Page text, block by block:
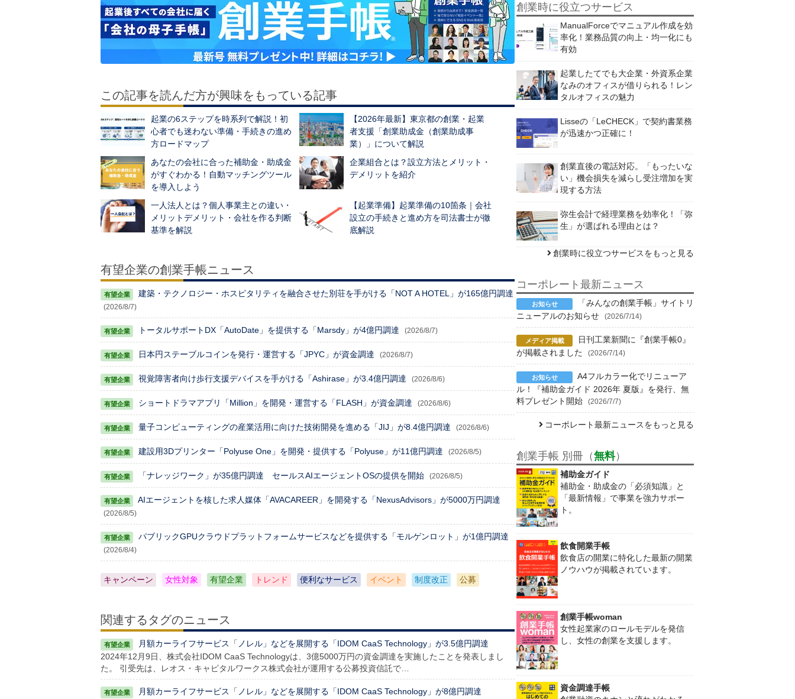
この記事を読んだ方が興味をもっている記事
起業の6ステップを時系列で解説！初
心者でも迷わない準備・手続きの進め
方ロードマップ
【2026年最新】東京都の創業・起業
者支援「創業助成金（創業助成事
業）」について解説
あなたの会社に合った補助金・助成金
がすぐわかる！自動マッチングツール
を導入しよう
企業組合とは？設立方法とメリット・
デメリットを紹介
一人法人とは？個人事業主との違い・
メリットデメリット・会社を作る判断
基準を解説
【起業準備】起業準備の10箇条｜会社
設立の手続きと進め方を司法書士が徹
底解説
有望企業の創業手帳ニュース
建築・テクノロジー・ホスピタリティを融合させた別荘を手がける「NOT A HOTEL」が165億円調達
(2026/8/7)
トータルサポートDX「AutoDate」を提供する「Marsdy」が4億円調達 (2026/8/7)
日本円ステーブルコインを発行・運営する「JPYC」が資金調達 (2026/8/7)
視覚障害者向け歩行支援デバイスを手がける「Ashirase」が3.4億円調達 (2026/8/6)
ショートドラマアプリ「Million」を開発・運営する「FLASH」が資金調達 (2026/8/6)
量子コンピューティングの産業活用に向けた技術開発を進める「JIJ」が8.4億円調達 (2026/8/6)
建設用3Dプリンター「Polyuse One」を開発・提供する「Polyuse」が11億円調達 (2026/8/5)
「ナレッジワーク」が35億円調達 セールスAIエージェントOSの提供を開始 (2026/8/5)
AIエージェントを核した求人媒体「AVACAREER」を開発する「NexusAdvisors」が5000万円調達
(2026/8/5)
パブリックGPUクラウドプラットフォームサービスなどを提供する「モルゲンロット」が1億円調達
(2026/8/4)
キャンペーン 女性対象 有望企業 トレンド 便利なサービス イベント 制度改正 公募
関連するタグのニュース
⽉額カーライフサービス「ノレル」などを展開する「IDOM CaaS Technology」が3.5億円調達
2024年12月9日、株式会社IDOM CaaS Technologyは、3億5000万円の資金調達を実施したことを発表しまし
た。 引受先は、レオス・キャピタルワークス株式会社が運用する公募投資信託で…
⽉額カーライフサービス「ノレル」などを展開する「IDOM CaaS Technology」が8億円調達
創業時に役立つサービス
ManualForceでマニュアル作成を効
率化！業務品質の向上・均一化にも
有効
起業したてでも大企業・外資系企業
なみのオフィスが借りられる！レン
タルオフィスの魅力
Lisseの「LeCHECK」で契約書業務
が迅速かつ正確に！
創業直後の電話対応。「もったいな
い」機会損失を減らし受注増加を実
現する方法
弥生会計で経理業務を効率化！「弥
生」が選ばれる理由とは？
創業時に役立つサービスをもっと見る
コーポレート最新ニュース
「みんなの創業手帳」サイトリ
ニューアルのお知らせ
(2026/7/14)
日刊工業新聞に『創業手帳0』
が掲載されました
(2026/7/14)
A4フルカラー化でリニューア
ル！『補助金ガイド 2026年 夏版』を発行、無
料プレゼント開始
(2026/7/7)
コーポレート最新ニュースをもっと見る
創業手帳 別冊（無料）
補助金ガイド
補助金・助成金の「必須知識」と
「最新情報」で事業を強力サポー
ト。
飲食開業手帳
飲食店の開業に特化した最新の開業
ノウハウが掲載されています。
創業手帳woman
女性起業家のロールモデルを発信
し、女性の創業を支援します。
資金調達手帳